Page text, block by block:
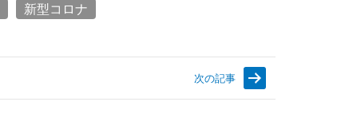
新型コロナ
次の記事